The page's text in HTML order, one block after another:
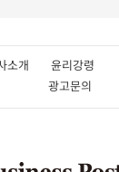
소개 윤리강령
광고문의